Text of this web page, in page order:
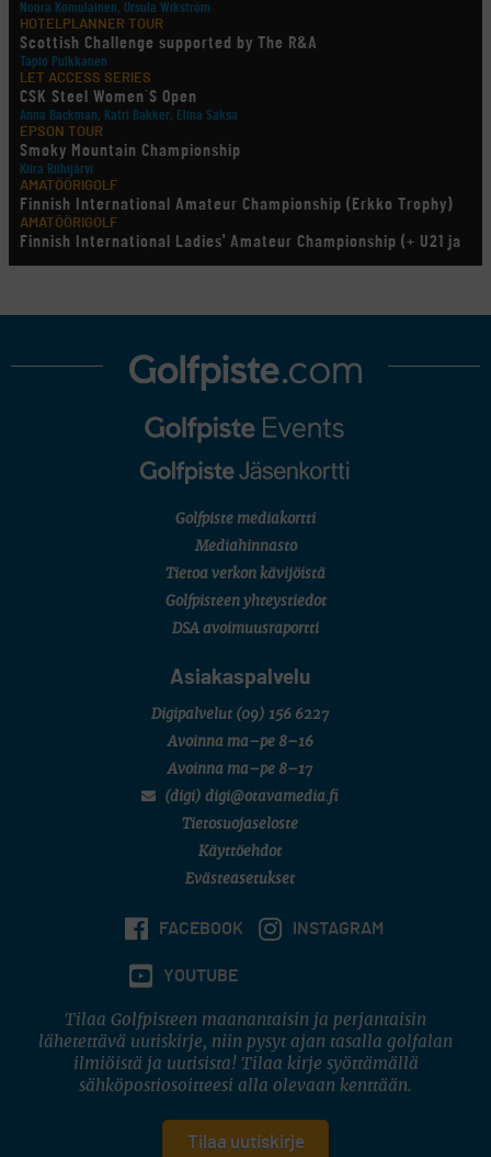
Noora Komulainen, Ursula Wikström
HOTELPLANNER TOUR
Scottish Challenge supported by The R&A
Tapio Pulkkanen
LET ACCESS SERIES
CSK Steel Women´S Open
Anna Backman, Katri Bakker, Elina Saksa
EPSON TOUR
Smoky Mountain Championship
Kiira Riihijärvi
AMATÖÖRIGOLF
Finnish International Amateur Championship (Erkko Trophy)
AMATÖÖRIGOLF
Finnish International Ladies' Amateur Championship (+ U21 ja
U18/FJT/Aulanko)
LEGENDS TOUR
U.S. Women's Amateur Championship
English Boys' (U14) Open Amateur Stroke Play Championship
Eeli Krankka, Lionel Mutikainen
Kivitippu Classic Invitational 2026
SM-reikäpeli (M50/Kymen Golf)
7 (U18 ja U21/pojat/Tahko)
Golfpiste mediakortti
Mediahinnasto
Tietoa verkon kävijöistä
Golfpisteen yhteystiedot
DSA avoimuusraportti
Asiakaspalvelu
Digipalvelut (09) 156 6227
Avoinna ma–pe 8–16
Avoinna ma–pe 8–17
(digi) digi@otavamedia.fi
Tietosuojaseloste
Käyttöehdot
Evästeasetukset
FACEBOOK INSTAGRAM
YOUTUBE
Tilaa Golfpisteen maanantaisin ja perjantaisin
lähetettävä uutiskirje, niin pysyt ajan tasalla golfalan
ilmiöistä ja uutisista! Tilaa kirje syöttämällä
sähköpostiosoitteesi alla olevaan kenttään.
Tilaa uutiskirje